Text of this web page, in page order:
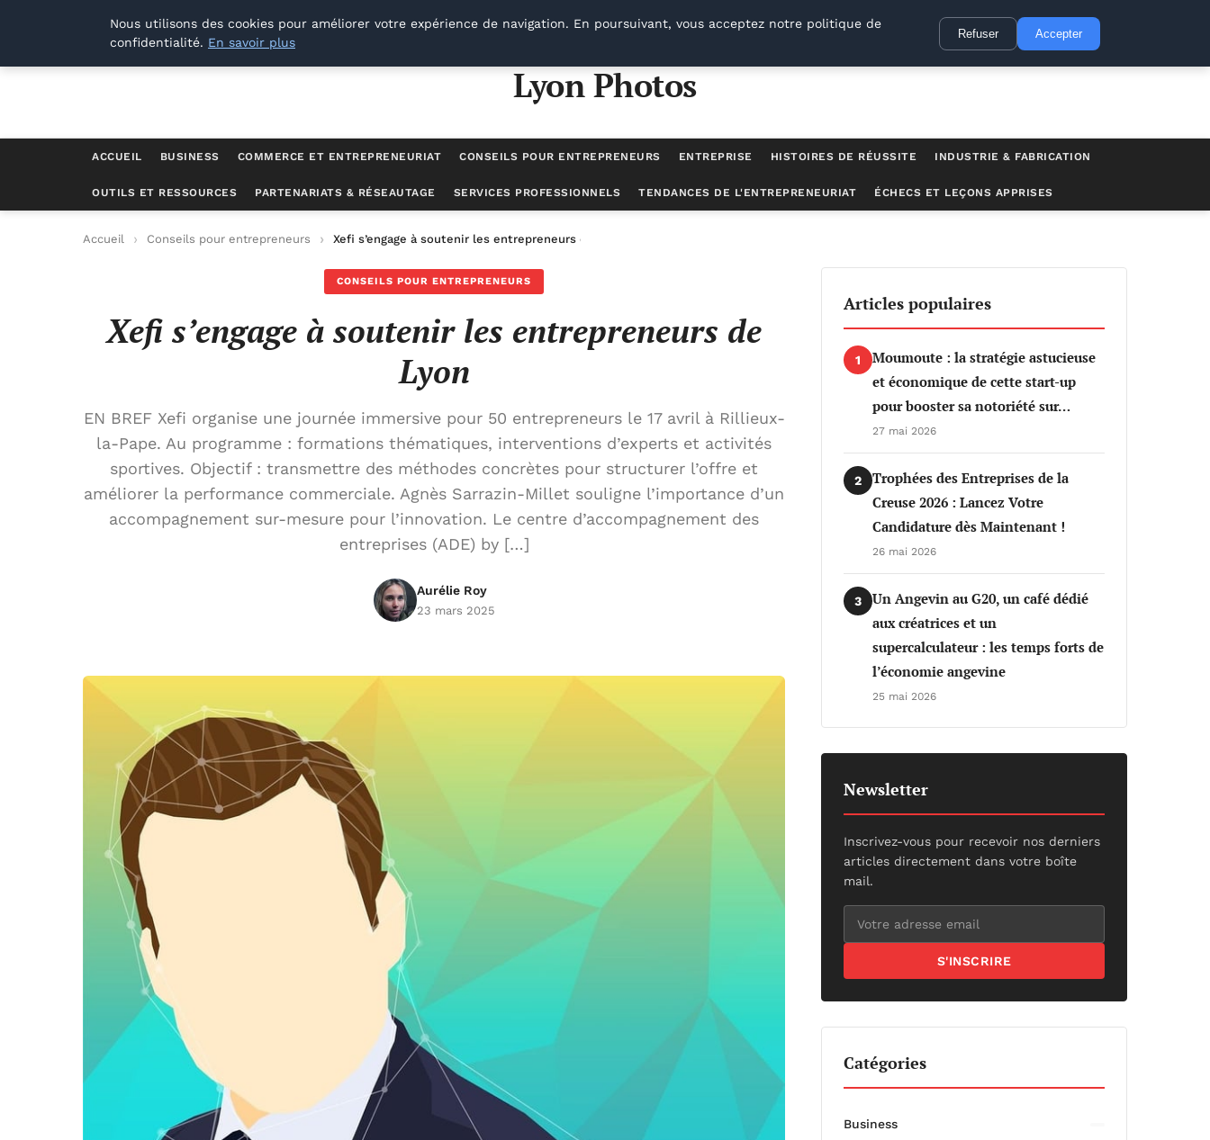
Lyon Photos
Lyon Photos
ACCUEIL BUSINESS COMMERCE ET ENTREPRENEURIAT CONSEILS POUR ENTREPRENEURS ENTREPRISE HISTOIRES DE RÉUSSITE INDUSTRIE & FABRICATION
OUTILS ET RESSOURCES PARTENARIATS & RÉSEAUTAGE SERVICES PROFESSIONNELS TENDANCES DE L'ENTREPRENEURIAT ÉCHECS ET LEÇONS APPRISES
Accueil Conseils pour entrepreneurs Xefi s’engage à soutenir les entrepreneurs de Lyon
CONSEILS POUR ENTREPRENEURS
Xefi s’engage à soutenir les entrepreneurs de
Lyon
EN BREF Xefi organise une journée immersive pour 50 entrepreneurs le 17 avril à Rillieux-
la-Pape. Au programme : formations thématiques, interventions d’experts et activités
sportives. Objectif : transmettre des méthodes concrètes pour structurer l’offre et
améliorer la performance commerciale. Agnès Sarrazin-Millet souligne l’importance d’un
accompagnement sur-mesure pour l’innovation. Le centre d’accompagnement des
entreprises (ADE) by […]
Aurélie Roy
23 mars 2025
Articles populaires
1
Moumoute : la stratégie astucieuse
et économique de cette start-up
pour booster sa notoriété sur…
27 mai 2026
2
Trophées des Entreprises de la
Creuse 2026 : Lancez Votre
Candidature dès Maintenant !
26 mai 2026
3
Un Angevin au G20, un café dédié
aux créatrices et un
supercalculateur : les temps forts de
l’économie angevine
25 mai 2026
Newsletter
Inscrivez-vous pour recevoir nos derniers
articles directement dans votre boîte
mail.
S'INSCRIRE
Catégories
Business
Nous utilisons des cookies pour améliorer votre expérience de navigation. En poursuivant, vous acceptez notre politique de
confidentialité. En savoir plus
Refuser Accepter